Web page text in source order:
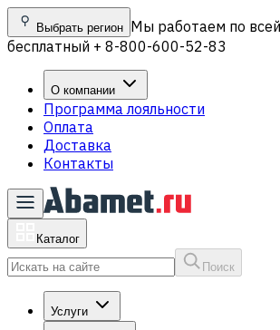
Выбрать регион Мы работаем по
бесплатный + 8-800-600-52-83
О компании
Программа лояльности
Оплата
Доставка
Контакты
Каталог
Поиск
Услуги